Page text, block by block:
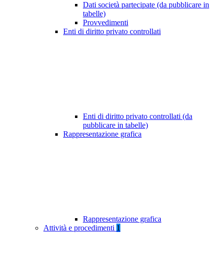
Dati società partecipate (da pubblicare in
tabelle)
Provvedimenti
Enti di diritto privato controllati
Enti di diritto privato controllati (da
pubblicare in tabelle)
Rappresentazione grafica
Rappresentazione grafica
Attività e procedimenti 1